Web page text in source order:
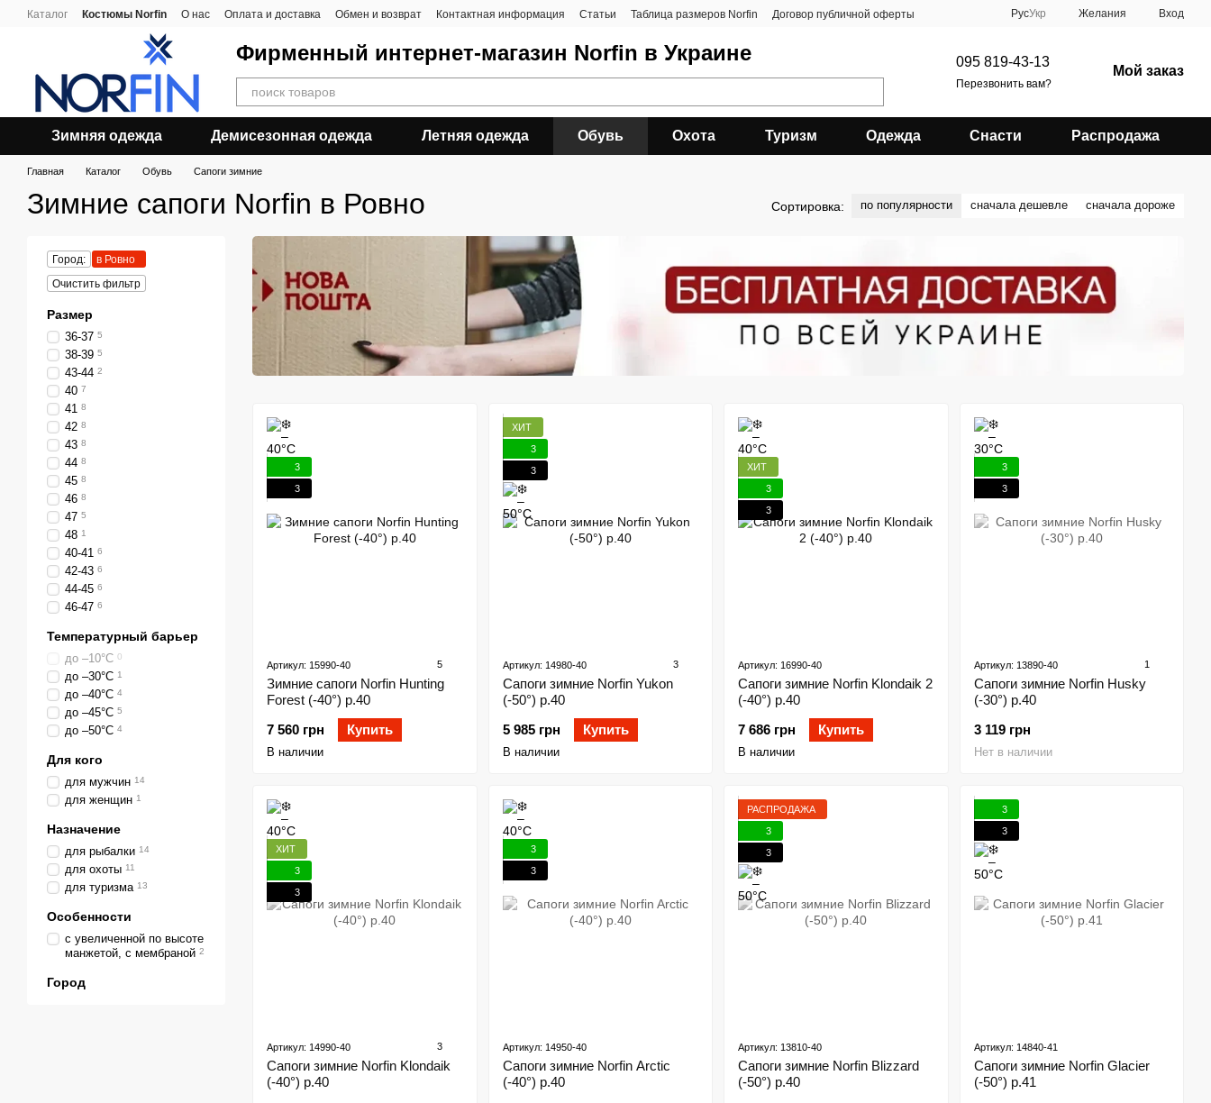
Перейти к основному контенту
Каталог Костюмы Norfin О нас Оплата и доставка Обмен и возврат Контактная информация Статьи Таблица размеров Norfin Договор публичной оферты РусУкр Желания Вход
Фирменный интернет-магазин Norfin в Украине 095 819-43-13
Перезвонить вам?
Мой заказ
Зимняя одежда Демисезонная одежда Летняя одежда Обувь Охота Туризм Одежда Снасти Распродажа
Главная Каталог Обувь Cапоги зимние
Зимние сапоги Norfin в Ровно Сортировка: по популярности сначала дешевле сначала дороже
3
3
Артикул: 15990-40 5
Зимние сапоги Norfin Hunting
Forest (-40°) р.40
7 560 грн
Купить
В наличии
ХИТ
3
3
Артикул: 14980-40 3
Сапоги зимние Norfin Yukon
(-50°) р.40
5 985 грн
Купить
В наличии
ХИТ
3
3
Артикул: 16990-40
Сапоги зимние Norfin Klondaik 2
(-40°) р.40
7 686 грн
Купить
В наличии
3
3
Артикул: 13890-40 1
Сапоги зимние Norfin Husky
(-30°) р.40
3 119 грн
Нет в наличии
ХИТ
3
3
Артикул: 14990-40 3
Сапоги зимние Norfin Klondaik
(-40°) р.40
3
3
Артикул: 14950-40
Сапоги зимние Norfin Arctic
(-40°) р.40
РАСПРОДАЖА
3
3
Артикул: 13810-40
Сапоги зимние Norfin Blizzard
(-50°) p.40
3
3
Артикул: 14840-41
Сапоги зимние Norfin Glacier
(-50°) p.41
Город:
в Ровно
Очистить фильтр
Размер
36-37 5
38-39 5
43-44 2
40 7
41 8
42 8
43 8
44 8
45 8
46 8
47 5
48 1
40-41 6
42-43 6
44-45 6
46-47 6
Температурный барьер
до –10°C 0
до –30°C 1
до –40°C 4
до –45°С 5
до –50°C 4
Для кого
для мужчин 14
для женщин 1
Назначение
для рыбалки 14
для охоты 11
для туризма 13
Особенности
с увеличенной по высоте
манжетой, с мембраной 2
Город